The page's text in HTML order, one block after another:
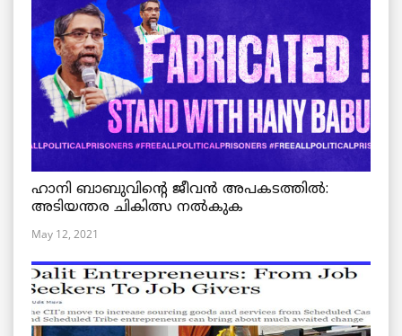
ഹാനി ബാബുവിന്റെ ജീവൻ അപകടത്തിൽ:
അടിയന്തര ചികിത്സ നൽകുക
May 12, 2021